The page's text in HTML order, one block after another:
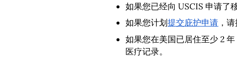
如果您已经向 USCIS 申请了
如果您计划提交庇护申请 ，
如果您在美国已居住至少 2
医疗记录。